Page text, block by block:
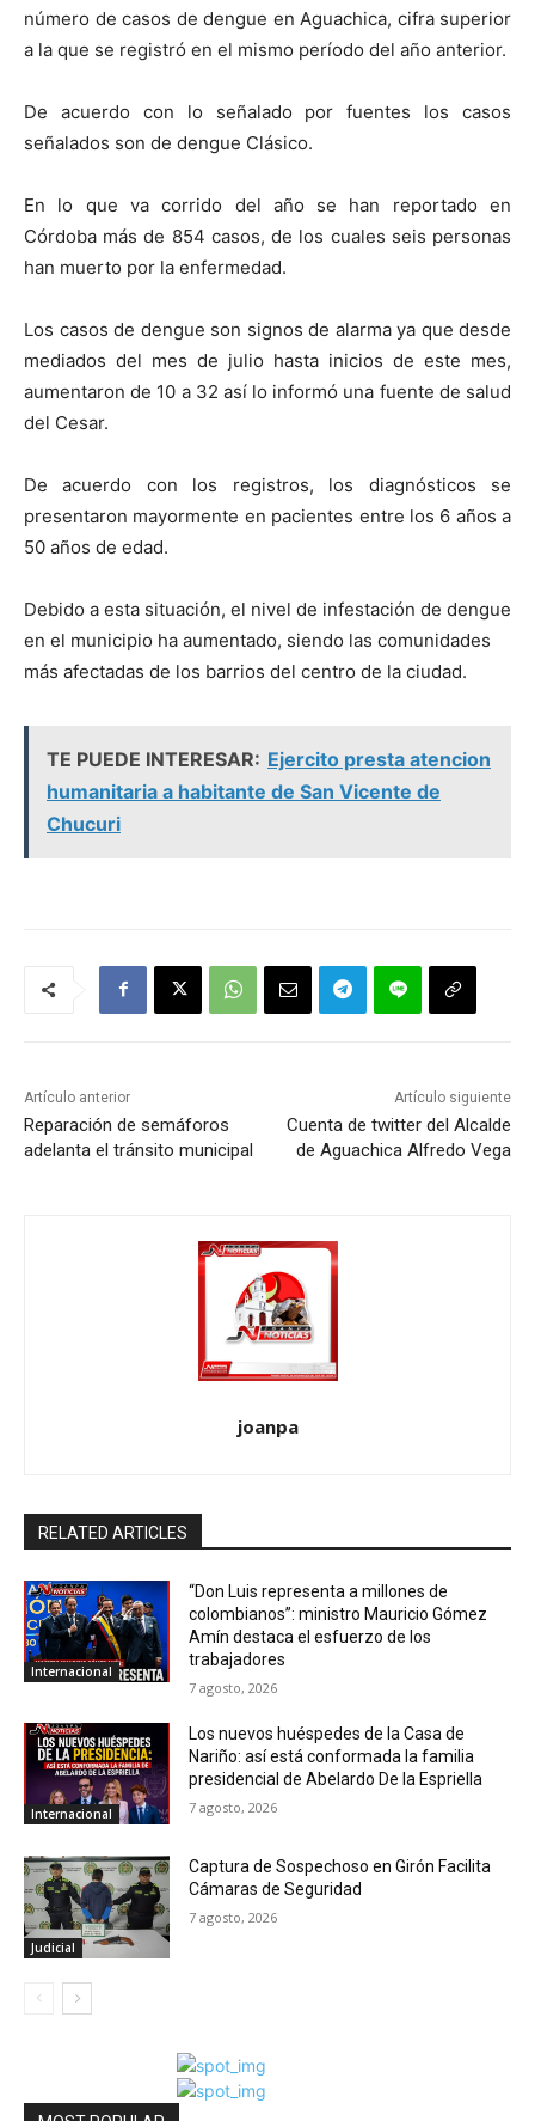
número de casos de dengue en Aguachica, cifra superior
a la que se registró en el mismo período del año anterior.
De acuerdo con lo señalado por fuentes los casos
señalados son de dengue Clásico.
En lo que va corrido del año se han reportado en
Córdoba más de 854 casos, de los cuales seis personas
han muerto por la enfermedad.
Los casos de dengue son signos de alarma ya que desde
mediados del mes de julio hasta inicios de este mes,
aumentaron de 10 a 32 así lo informó una fuente de salud
del Cesar.
De acuerdo con los registros, los diagnósticos se
presentaron mayormente en pacientes entre los 6 años a
50 años de edad.
Debido a esta situación, el nivel de infestación de dengue
en el municipio ha aumentado, siendo las comunidades
más afectadas de los barrios del centro de la ciudad.
TE PUEDE INTERESAR: Ejercito presta atencion
humanitaria a habitante de San Vicente de
Chucuri
Artículo anterior
Reparación de semáforos
adelanta el tránsito municipal
Artículo siguiente
Cuenta de twitter del Alcalde
de Aguachica Alfredo Vega
joanpa
RELATED ARTICLES
Internacional
“Don Luis representa a millones de
colombianos”: ministro Mauricio Gómez
Amín destaca el esfuerzo de los
trabajadores
7 agosto, 2026
Internacional
Los nuevos huéspedes de la Casa de
Nariño: así está conformada la familia
presidencial de Abelardo De la Espriella
7 agosto, 2026
Judicial
Captura de Sospechoso en Girón Facilita
Cámaras de Seguridad
7 agosto, 2026